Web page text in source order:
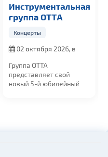
OTTА
2026, в
свой
юбилейный
GUF / Гуф
19
сентября в